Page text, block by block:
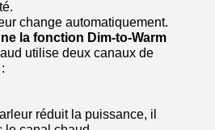
change automatiquement.
la fonction Dim-to-Warm
utilise deux canaux de
réduit la puissance, il